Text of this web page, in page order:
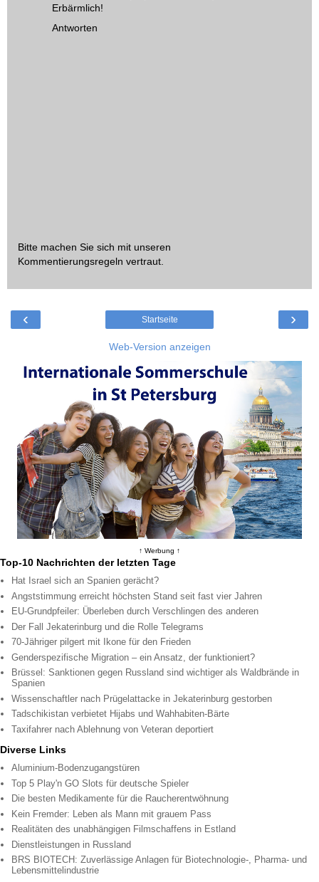
Erbärmlich!
Antworten
Bitte machen Sie sich mit unseren
Kommentierungsregeln vertraut.
‹ ›
Startseite
Web-Version anzeigen
↑ Werbung ↑
Top-10 Nachrichten der letzten Tage
Hat Israel sich an Spanien gerächt?
Angststimmung erreicht höchsten Stand seit fast vier Jahren
EU-Grundpfeiler: Überleben durch Verschlingen des anderen
Der Fall Jekaterinburg und die Rolle Telegrams
70-Jähriger pilgert mit Ikone für den Frieden
Genderspezifische Migration – ein Ansatz, der funktioniert?
Brüssel: Sanktionen gegen Russland sind wichtiger als Waldbrände in
Spanien
Wissenschaftler nach Prügelattacke in Jekaterinburg gestorben
Tadschikistan verbietet Hijabs und Wahhabiten-Bärte
Taxifahrer nach Ablehnung von Veteran deportiert
Diverse Links
Aluminium-Bodenzugangstüren
Top 5 Play'n GO Slots für deutsche Spieler
Die besten Medikamente für die Raucherentwöhnung
Kein Fremder: Leben als Mann mit grauem Pass
Realitäten des unabhängigen Filmschaffens in Estland
Dienstleistungen in Russland
BRS BIOTECH: Zuverlässige Anlagen für Biotechnologie-, Pharma- und
Lebensmittelindustrie